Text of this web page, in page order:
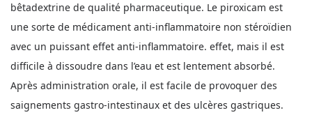
bêtadextrine de qualité pharmaceutique. Le piroxicam est
une sorte de médicament anti-inflammatoire non stéroïdien
avec un puissant effet anti-inflammatoire. effet, mais il est
difficile à dissoudre dans l’eau et est lentement absorbé.
Après administration orale, il est facile de provoquer des
saignements gastro-intestinaux et des ulcères gastriques.